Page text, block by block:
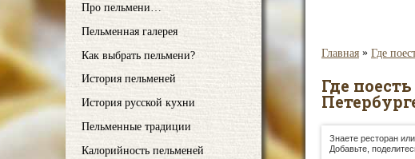
Про пельмени…
Пельменная галерея
Как выбрать пельмени?
История пельменей
История русской кухни
Пельменные традиции
Калорийность пельменей
Главная » Где
Где
Знаете ресторан
Добавьте,